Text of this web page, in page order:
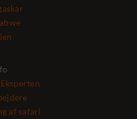
af safari